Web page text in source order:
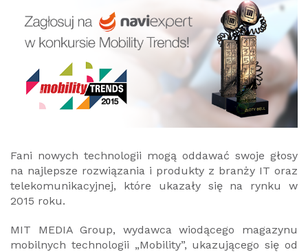
Fani nowych technologii mogą oddawać swoje głosy
na najlepsze rozwiązania i produkty z branży IT oraz
telekomunikacyjnej, które ukazały się na rynku w
2015 roku.
MIT MEDIA Group, wydawca wiodącego magazynu
mobilnych technologii „Mobility”, ukazującego się od